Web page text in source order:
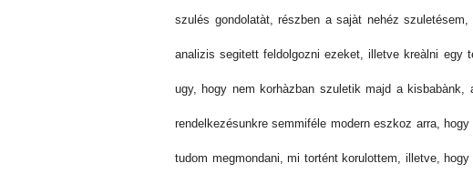
szulés gondolatàt, részben a sajàt nehéz
analizis segitett feldolgozni ezeket, illetve kreàlni
ugy, hogy nem korhàzban szuletik majd a
rendelkezésunkre semmiféle modern eszkoz arra,
tudom megmondani, mi tortént korulottem, illetve,